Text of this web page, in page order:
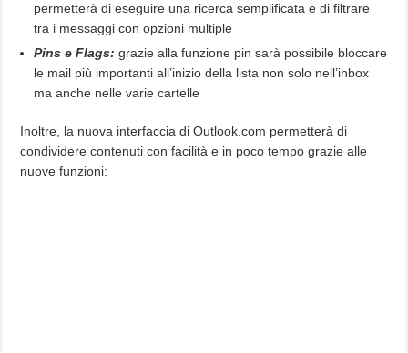
permetterà di eseguire una ricerca semplificata e di filtrare
tra i messaggi con opzioni multiple
Pins e Flags: grazie alla funzione pin sarà possibile bloccare
le mail più importanti all’inizio della lista non solo nell’inbox
ma anche nelle varie cartelle
Inoltre, la nuova interfaccia di Outlook.com permetterà di
condividere contenuti con facilità e in poco tempo grazie alle
nuove funzioni: